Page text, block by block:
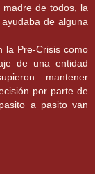
de todos, la
de alguna
la Pre-Crisis como
de una entidad
mantener
por parte de
a pasito van